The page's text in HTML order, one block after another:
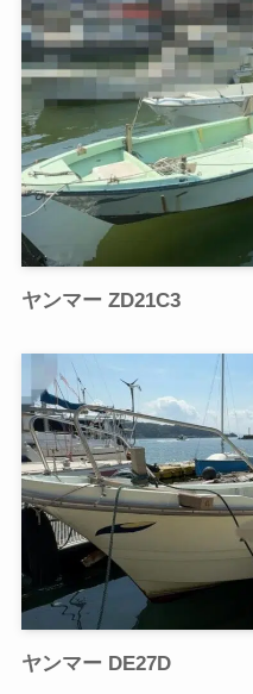
ヤンマー ZD21C3
ヤンマー DE27D